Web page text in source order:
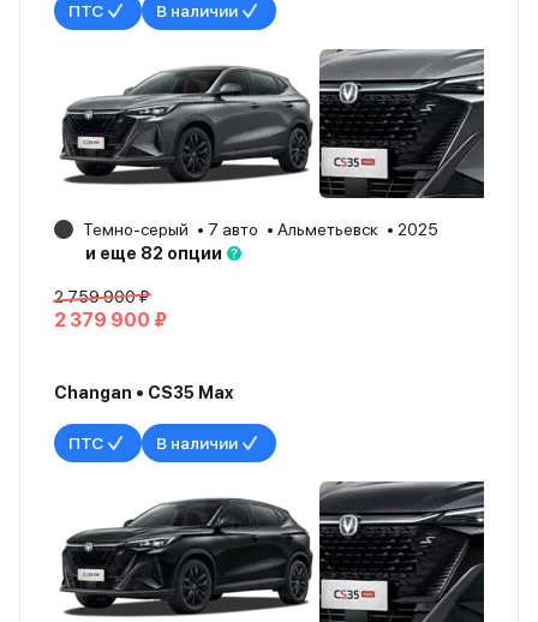
ПТС В наличии
Темно-серый 7 авто Альметьевск
2025
и еще 82 опции
2 759 900 ₽
2 379 900 ₽
Changan • CS35 Max
ПТС В наличии